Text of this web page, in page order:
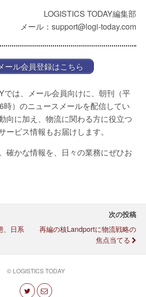
LOGISTICS TODAY編集部
メール：support@logi-today.com
ール会員登録はこちら
では、メール会員向けに、朝刊（平
時）のニュースメールを配信してい
向に加え、物流に関わる方に役立つ
ービス情報もお届けします。
確かな情報を、日々の業務にぜひお
、日系
次の投稿
再編の核Landportに物流戦略の
焦点当てる
© LOGISTICS TODAY